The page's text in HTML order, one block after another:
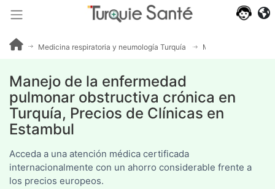
Medicina respiratoria y neumología Turquía Manejo de la
Manejo de la enfermedad
pulmonar obstructiva crónica en
Turquía, Precios de Clínicas en
Estambul
Acceda a una atención médica certificada
internacionalmente con un ahorro considerable frente a
los precios europeos.
Opiniones
pacientes